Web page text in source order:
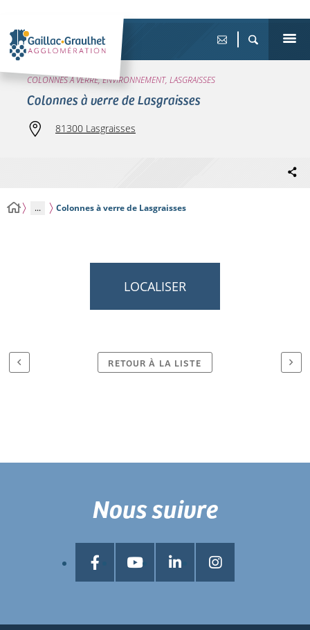
COLONNES À VERRE, ENVIRONNEMENT, LASGRAISSES
Colonnes à verre de Lasgraisses
81300 Lasgraisses
... Colonnes à verre de Lasgraisses
LOCALISER
RETOUR À LA LISTE
Nous suivre